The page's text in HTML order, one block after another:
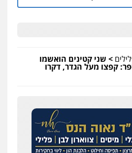
> שני קטינים הואשמו
קפצו מעל הגדר, דקרו
עו"ד
מעצרים וחקירות עבירות המתה עורכי
אסירים